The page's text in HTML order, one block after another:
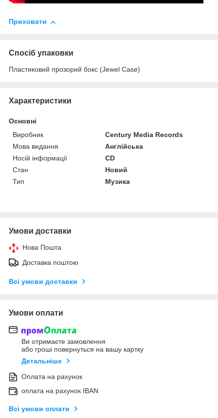
Приховати
Спосіб упаковки
Пластиковий прозорий бокс (Jewel Case)
Характеристики
Основні
Виробник
Century Media Records
Мова видання
Англійська
Носій інформації
CD
Стан
Новий
Тип
Музика
Умови доставки
Нова Пошта
Доставка поштою
Всі умови доставки
Умови оплати
Ви отримаєте замовлення
або гроші повернуться на вашу картку
Детальніше
Оплата на рахунок
оплата на рахунок IBAN
Всі умови оплати